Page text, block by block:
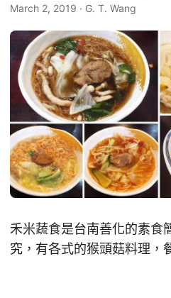
March 2, 2019 · G. T. Wang
禾米蔬食是台南善化的素食
究，有各式的猴頭菇料理，